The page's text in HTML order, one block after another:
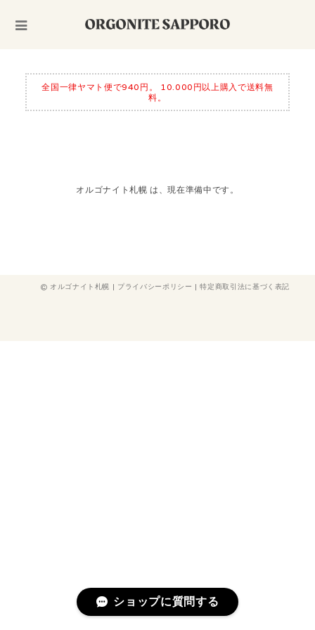
全国一律ヤマト便で940円。 10.000円以上購入で送料無
料。
オルゴナイト札幌 は、現在準備中です。
オルゴナイト札幌 | プライバシーポリシー |特定商取引法に基づく表記
ショップに質問する